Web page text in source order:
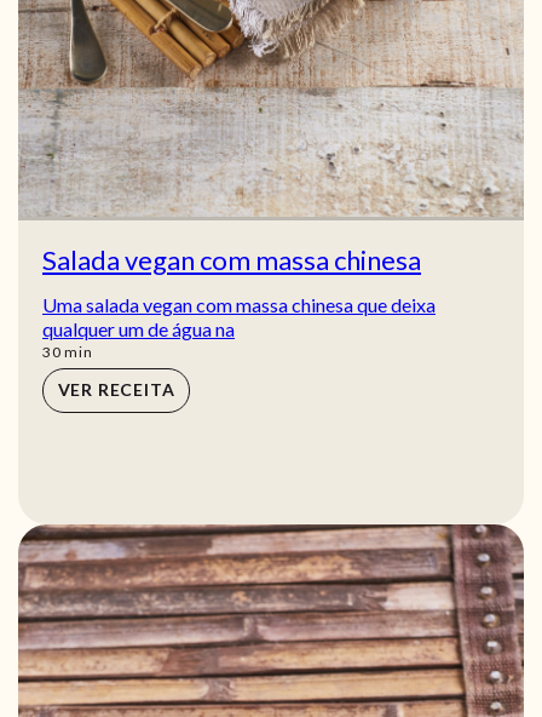
Salada vegan com massa chinesa
Uma salada vegan com massa chinesa que deixa
qualquer um de água na
30min
min
VER RECEITA